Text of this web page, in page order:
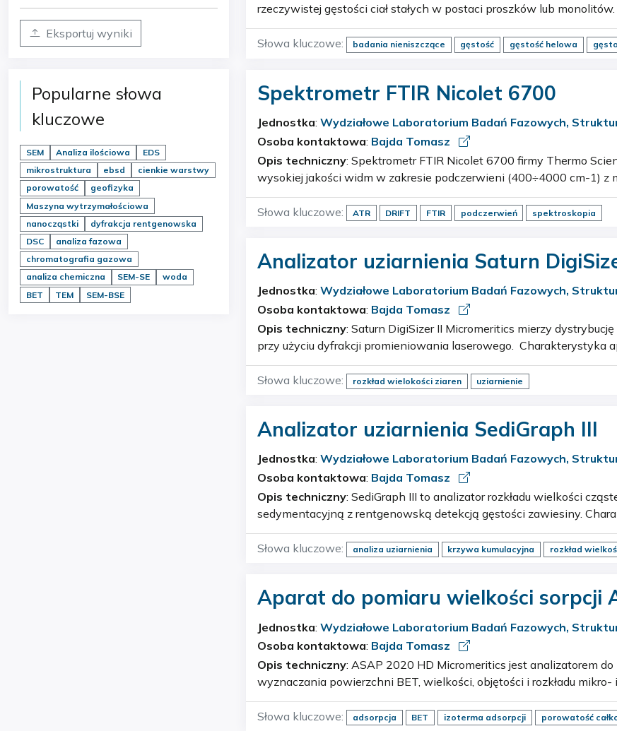
Eksportuj wyniki
Popularne słowa
kluczowe
SEM Analiza ilościowa
EDS
mikrostruktura
ebsd
cienkie warstwy
porowatość
geofizyka
Maszyna wytrzymałościowa
nanocząstki
dyfrakcja rentgenowska
DSC
analiza fazowa
chromatografia gazowa
analiza chemiczna
SEM-SE
woda
BET
TEM SEM-BSE
rzeczywistej gęstości ciał stałych w postaci proszków lub
wykorzystywany jest hel. Urządzenie posiada wbudowaną
Słowa kluczowe:
badania nieniszczące gęstość gęstość helowa
Spektrometr FTIR Nicolet 6700
Jednostka: Wydziałowe Laboratorium Badań Fazowych,
Geochemicznych
Osoba kontaktowa: Bajda Tomasz
Opis techniczny: Spektrometr FTIR Nicolet 6700 firmy Thermo Scientific umożliwia rejestrację
wysokiej jakości widm w zakresie podczerwieni (400÷4000 cm-1) z
rozdzielczością równą 0,1 cm-1. Wyposażenie:
Słowa kluczowe:
ATR DRIFT FTIR podczerwień spektroskopia
Analizator uziarnienia Saturn
Jednostka: Wydziałowe Laboratorium Badań Fazowych,
Geochemicznych
Osoba kontaktowa: Bajda Tomasz
Opis techniczny: Saturn DigiSizer II Micromeritics mierzy dystrybucję rozkładu wielkości cząstek
przy użyciu dyfrakcji promieniowania laserowego. Charakterystyka aparatu: detektor CCD
laser: półprzewodnikowy diodowy moc lasera: 6-9 mW…
Słowa kluczowe:
rozkład wielokości ziaren uziarnienie
Analizator uziarnienia SediGraph III
Jednostka: Wydziałowe Laboratorium Badań Fazowych,
Geochemicznych
Osoba kontaktowa: Bajda Tomasz
Opis techniczny: SediGraph III to analizator rozkładu wielkości cząstek metodą
sedymentacyjną z rentgenowską detekcją gęstości zawiesiny. Charakterystyka aparatu: moduł
Słowa kluczowe:
analiza uziarnienia krzywa kumulacyjna rozkład
Aparat do pomiaru wielkości sorpcji
Jednostka: Wydziałowe Laboratorium Badań Fazowych,
Geochemicznych
Osoba kontaktowa: Bajda Tomasz
Opis techniczny: ASAP 2020 HD Micromeritics jest analizatorem do pomiaru sorpcji gazów i
wyznaczania powierzchni BET, wielkości, objętości i rozkładu mikro-
i materiałach porowatych. Charakterystyka aparatu: sor…
Słowa kluczowe:
adsorpcja BET izoterma adsorpcji porowatość